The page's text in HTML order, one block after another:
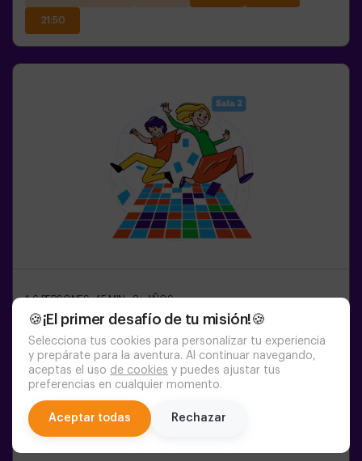
🍪¡El primer desafío de tu misión!🍪
Selecciona tus cookies para personalizar tu experiencia
y prepárate para la aventura. Al continuar navegando,
aceptas el uso de cookies y puedes ajustar tus
preferencias en cualquier momento.
Aceptar todas Rechazar
21:50
1-6PERSONES 45MIN. 8+AÑOS
Pulse Up: El Terra És Lava (sala 2)
16:25 17:30 18:35 19:40 20:45
21:50